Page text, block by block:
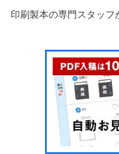
印刷製本の専門スタッフ